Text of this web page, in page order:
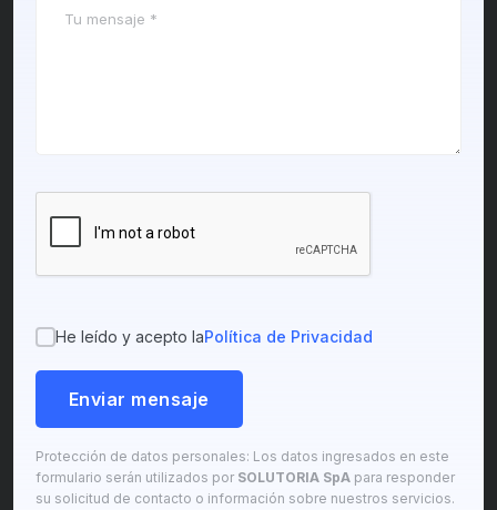
He leído y acepto laPolítica de Privacidad
Enviar mensaje
Protección de datos personales: Los datos ingresados en este
formulario serán utilizados por SOLUTORIA SpA para responder
su solicitud de contacto o información sobre nuestros servicios.